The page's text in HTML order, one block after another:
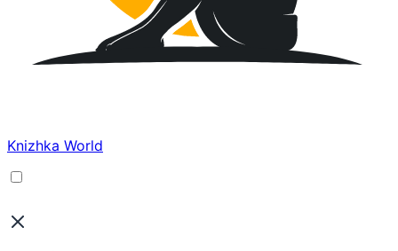
Knizhka World